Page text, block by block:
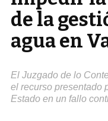
de la
agua en
El Juzgado de lo
el recurso presentado
Estado en un fallo